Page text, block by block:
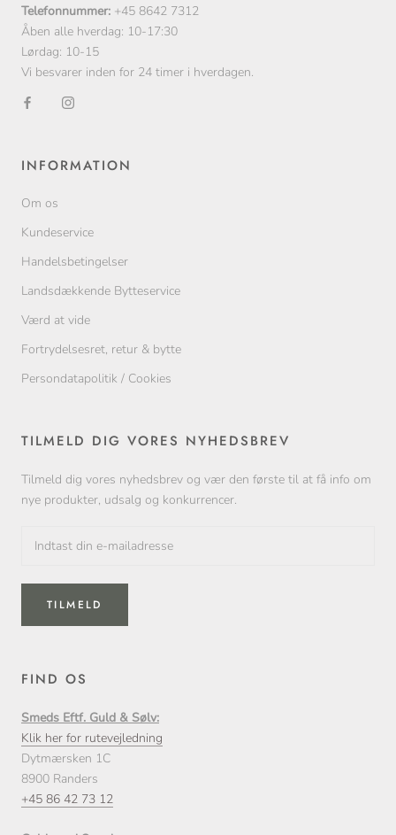
Telefonnummer: +45 8642 7312
Åben alle hverdag: 10-17:30
Lørdag: 10-15
Vi besvarer inden for 24 timer i hverdagen.
INFORMATION
Om os
Kundeservice
Handelsbetingelser
Landsdækkende Bytteservice
Værd at vide
Fortrydelsesret, retur & bytte
Persondatapolitik / Cookies
TILMELD DIG VORES NYHEDSBREV
Tilmeld dig vores nyhedsbrev og vær den første til at få info om
nye produkter, udsalg og konkurrencer.
TILMELD
FIND OS
Smeds Eftf. Guld & Sølv:
Klik her for rutevejledning
Dytmærsken 1C
8900 Randers
+45 86 42 73 12